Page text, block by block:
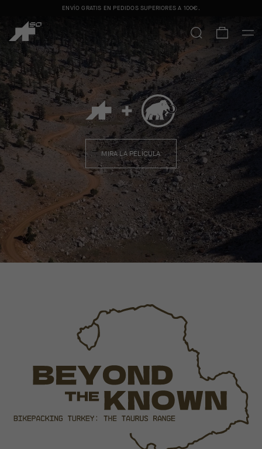
ENVÍO GRATIS EN PEDIDOS SUPERIORES A 100€ .
ASSOS + MAMMUT PARA HOMBRE PARA MUJER
MIRA LA PELÍCULA